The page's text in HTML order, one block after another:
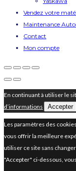
Vendez votre
Maintenance
Contact
Mon compte
En continuant à utiliser le
d’informations
Accepter
Les paramètres des
vous offrir la meilleure
utiliser ce site sans
"Accepter" ci-dessous,